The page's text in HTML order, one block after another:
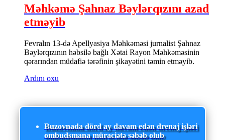
Məhkəmə Şahnaz Bəylərqızını azad
etməyib
Fevralın 13-də Apellyasiya Məhkəməsi jurnalist Şahnaz
Bəylərqızının həbsilə bağlı Xətai Rayon Məhkəməsinin
qərarından müdafiə tərəfinin şikayətini təmin etməyib.
Ardını oxu
Buzovnada dörd ay davam edən drenaj işləri
ombudsmana müraciətə səbəb olub